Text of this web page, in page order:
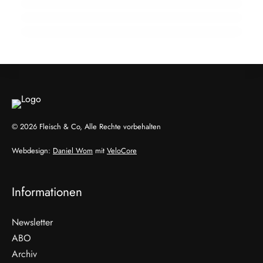
© 2026 Fleisch & Co, Alle Rechte vorbehalten
Webdesign: Daniel Wom mit VeloCore
Informationen
Newsletter
ABO
Archiv